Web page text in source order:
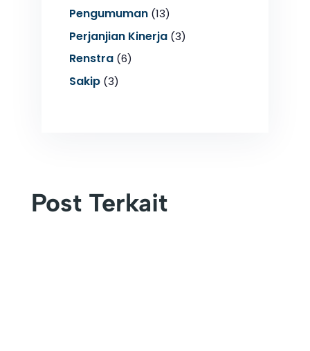
Pengumuman(13)
Perjanjian Kinerja(3)
Renstra(6)
Sakip(3)
Post Terkait